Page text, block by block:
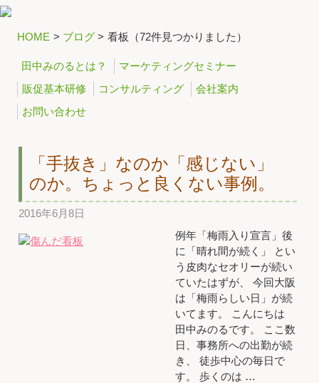
HOME > ブログ > 看板（72件見つかりました）
田中みのるとは？
マーケティングセミナー
販促基本研修
コンサルティング
会社案内
お問い合わせ
「手抜き」なのか「感じない」
のか。ちょっと良くない事例。
2016年6月8日
例年「梅雨入り宣言」後
に「晴れ間が続く」 とい
う皮肉なセオリーが続い
ていたはずが、 今回大阪
は「梅雨らしい日」が続
いてます。 こんにちは
田中みのるです。 ここ数
日、事務所への出勤が続
き、 徒歩中心の毎日で
す。 歩くのは …